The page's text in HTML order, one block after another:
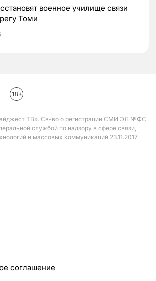
военное училище связи
Томи
ТВ». Св-во о регистрации СМИ ЭЛ №ФС
службой по надзору в сфере связи,
и массовых коммуникаций 23.11.2017
соглашение